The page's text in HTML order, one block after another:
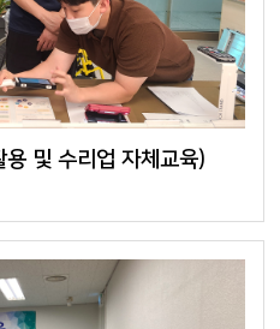
및 수리업 자체교육)